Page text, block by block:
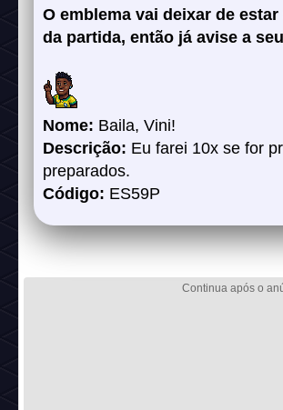
O emblema vai deixar de
da partida, então já avise a
Nome: Baila, Vini!
Descrição: Eu farei 10x se for
preparados.
Código: ES59P